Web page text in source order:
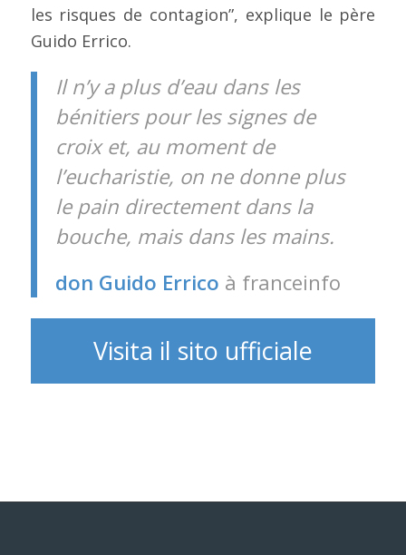
les risques de contagion”, explique le père
Guido Errico.
Il n’y a plus d’eau dans les
bénitiers pour les signes de
croix et, au moment de
l’eucharistie, on ne donne plus
le pain directement dans la
bouche, mais dans les mains.
don Guido Errico à franceinfo
Visita il sito ufficiale